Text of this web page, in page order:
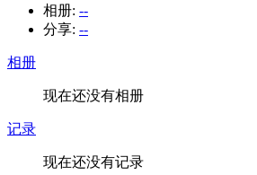
相册: --
分享: --
相册
现在还没有相册
记录
现在还没有记录